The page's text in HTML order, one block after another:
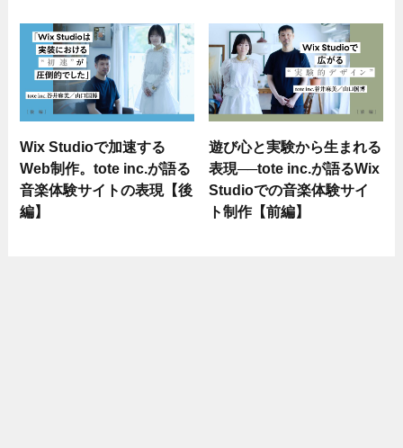
Wix Studioで加速する
Web制作。tote inc.が語る
音楽体験サイトの表現【後
編】
遊び心と実験から生まれる
表現──tote inc.が語るWix
Studioでの音楽体験サイ
ト制作【前編】